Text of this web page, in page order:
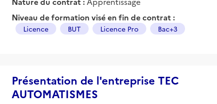
Niveau de formation visé en fin de contrat :
Licence BUT Licence Pro Bac+3
Présentation de l'entreprise TEC
AUTOMATISMES